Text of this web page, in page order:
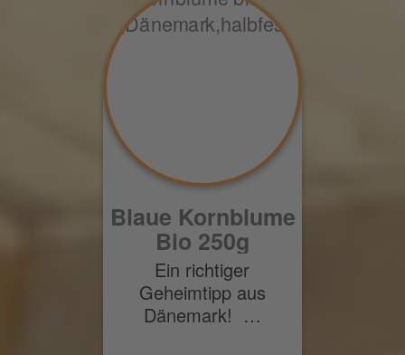
Blaue Kornblume
Bio 250g
Ein richtiger
Geheimtipp aus
Dänemark! …